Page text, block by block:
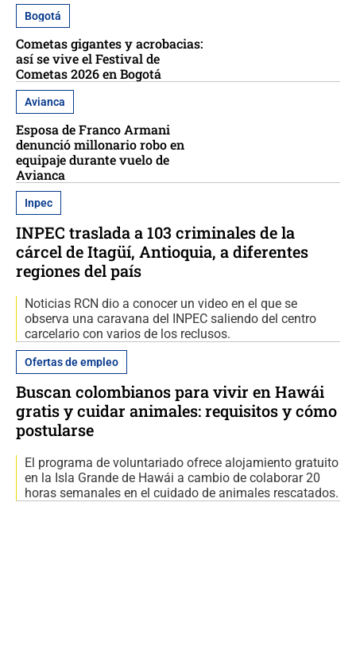
Bogotá
Cometas gigantes y acrobacias:
así se vive el Festival de
Cometas 2026 en Bogotá
Avianca
Esposa de Franco Armani
denunció millonario robo en
equipaje durante vuelo de
Avianca
Inpec
INPEC traslada a 103 criminales de la
cárcel de Itagüí, Antioquia, a diferentes
regiones del país
Noticias RCN dio a conocer un video en el que se
observa una caravana del INPEC saliendo del centro
carcelario con varios de los reclusos.
Ofertas de empleo
Buscan colombianos para vivir en Hawái
gratis y cuidar animales: requisitos y cómo
postularse
El programa de voluntariado ofrece alojamiento gratuito
en la Isla Grande de Hawái a cambio de colaborar 20
horas semanales en el cuidado de animales rescatados.